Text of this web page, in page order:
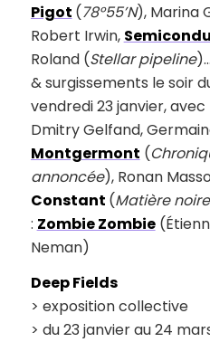
Pigot (78°55’N), Marina
Robert Irwin,
Roland (Stellar pipeline
& surgissements le soir
vendredi 23 janvier,
Dmitry Gelfand,
Montgermont (
annoncée), Ronan
Constant (Matière
: Zombie Zombie
Neman)
Deep Fields
> exposition collective
> du 23 janvier au 24